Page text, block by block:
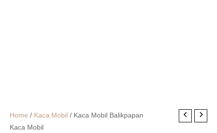
Home / Kaca Mobil / Kaca Mobil Balikpapan
Kaca Mobil